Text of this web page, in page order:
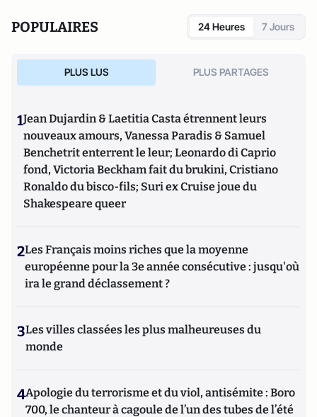
POPULAIRES 24 Heures 7 Jours
PLUS LUS PLUS PARTAGES
1Jean Dujardin & Laetitia Casta étrennent leurs
nouveaux amours, Vanessa Paradis & Samuel
Benchetrit enterrent le leur; Leonardo di Caprio
fond, Victoria Beckham fait du brukini, Cristiano
Ronaldo du bisco-fils; Suri ex Cruise joue du
Shakespeare queer
2Les Français moins riches que la moyenne
européenne pour la 3e année consécutive : jusqu'où
ira le grand déclassement ?
3Les villes classées les plus malheureuses du
monde
4Apologie du terrorisme et du viol, antisémite : Boro
700, le chanteur à cagoule de l’un des tubes de l’été